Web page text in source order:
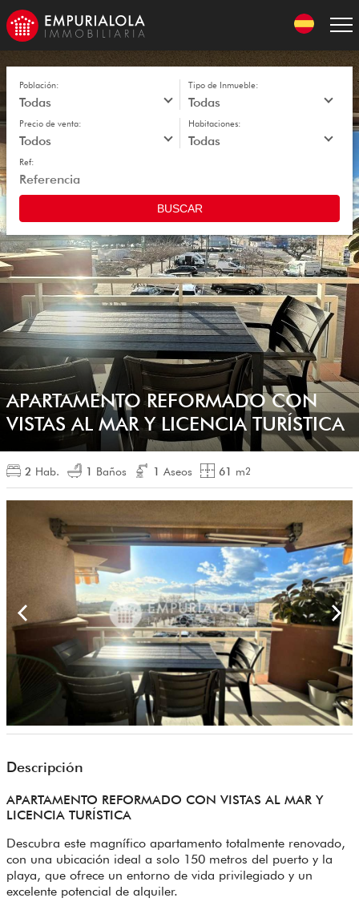
Skip
to
navigation
Skip
to
contentPoblación: Tipo de Inmueble:
Precio de venta: Habitaciones:
Ref:
BUSCAR
APARTAMENTO REFORMADO CON
VISTAS AL MAR Y LICENCIA TURÍSTICA
2 Hab. 1 Baños 1 Aseos 61 m2
Descripción
APARTAMENTO REFORMADO CON VISTAS AL MAR Y
LICENCIA TURÍSTICA
Descubra este magnífico apartamento totalmente renovado,
con una ubicación ideal a solo 150 metros del puerto y la
playa, que ofrece un entorno de vida privilegiado y un
excelente potencial de alquiler.